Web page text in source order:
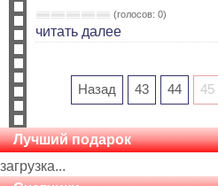
(голосов: 0)
читать далее
Назад 43 44 45
Лучший подарок
загрузка...